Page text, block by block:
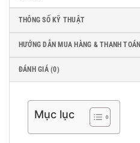
THÔNG SỐ KỸ THUẬT
HƯỚNG DẪN MUA HÀNG & THANH TOÁN
ĐÁNH GIÁ (0)
Mục lục